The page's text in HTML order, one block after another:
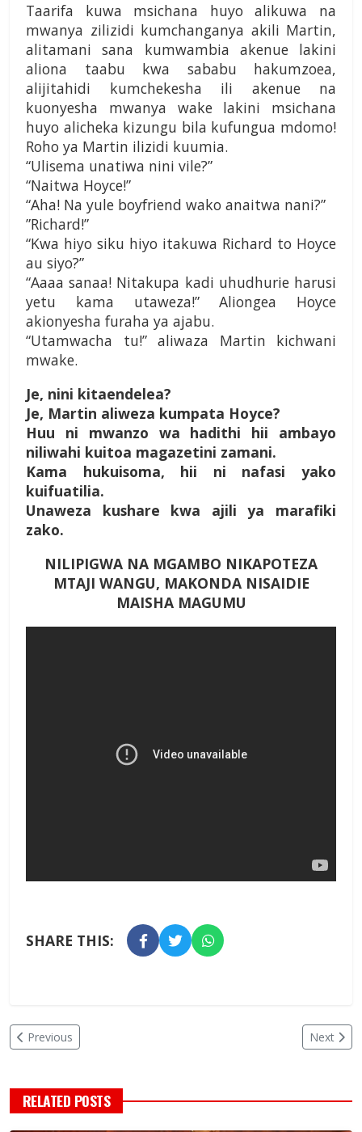
Taarifa kuwa msichana huyo alikuwa na
mwanya zilizidi kumchanganya akili Martin,
alitamani sana kumwambia akenue lakini
aliona taabu kwa sababu hakumzoea,
alijitahidi kumchekesha ili akenue na
kuonyesha mwanya wake lakini msichana
huyo alicheka kizungu bila kufungua mdomo!
Roho ya Martin ilizidi kuumia.
“Ulisema unatiwa nini vile?”
“Naitwa Hoyce!”
“Aha! Na yule boyfriend wako anaitwa nani?”
”Richard!”
“Kwa hiyo siku hiyo itakuwa Richard to Hoyce
au siyo?”
“Aaaa sanaa! Nitakupa kadi uhudhurie harusi
yetu kama utaweza!” Aliongea Hoyce
akionyesha furaha ya ajabu.
“Utamwacha tu!” aliwaza Martin kichwani
mwake.
Je, nini kitaendelea?
Je, Martin aliweza kumpata Hoyce?
Huu ni mwanzo wa hadithi hii ambayo
niliwahi kuitoa magazetini zamani.
Kama hukuisoma, hii ni nafasi yako
kuifuatilia.
Unaweza kushare kwa ajili ya marafiki
zako.
NILIPIGWA NA MGAMBO NIKAPOTEZA
MTAJI WANGU, MAKONDA NISAIDIE
MAISHA MAGUMU
SHARE THIS:
Previous Next
RELATED POSTS